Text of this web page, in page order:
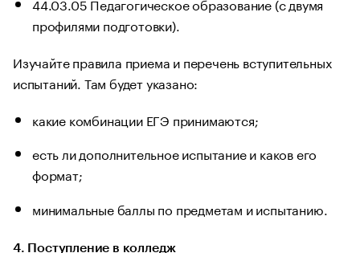
профилями подготовки).
Изучайте правила приема и перечень вступительных
испытаний. Там будет указано:
какие комбинации ЕГЭ принимаются;
есть ли дополнительное испытание и каков его
формат;
минимальные баллы по предметам и испытанию.
4. Поступление в колледж